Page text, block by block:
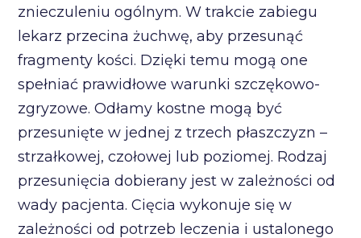
znieczuleniu ogólnym. W trakcie zabiegu
lekarz przecina żuchwę, aby przesunąć
fragmenty kości. Dzięki temu mogą one
spełniać prawidłowe warunki szczękowo-
zgryzowe. Odłamy kostne mogą być
przesunięte w jednej z trzech płaszczyzn –
strzałkowej, czołowej lub poziomej. Rodzaj
przesunięcia dobierany jest w zależności od
wady pacjenta. Cięcia wykonuje się w
zależności od potrzeb leczenia i ustalonego